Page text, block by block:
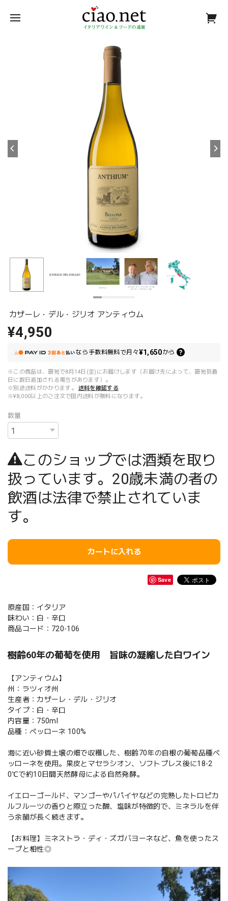
カザーレ・デル・ジリオ アンティウム
¥4,950
なら 手数料無料で月々¥1,650から
※この商品は、最短で8月14日(金)にお届けします（お届け先によって、最短到着
日に数日追加される場合があります）。
※別途送料がかかります。
送料を確認する
※¥8,000以上のご注文で国内送料が無料になります。
数量
このショップでは酒類を取り
扱っています。20歳未満の者の
飲酒は法律で禁止されていま
す。
カートに入れる
Save
原産国：イタリア
味わい：白・辛口
商品コード：720-106
樹齢60年の葡萄を使用 旨味の凝縮した白ワイン
【アンティウム】
州：ラツィオ州
生産者：カザーレ・デル・ジリオ
タイプ：白・辛口
内容量：750ml
品種：ベッローネ 100%
海に近い砂質土壌の畑で収穫した、樹齢70年の自根の葡萄品種ベ
ッローネを使用。果皮とマセラシオン、ソフトプレス後に18-2
0℃で約10日間天然酵母による自然発酵。
イエローゴールド、マンゴーやパパイヤなどの完熟したトロピカ
ルフルーツの香りと際立った酸、塩味が特徴的で、ミネラルを伴
う余韻が長く続きます。
【お料理】ミネストラ・ディ・ズガバヨーネなど、魚を使ったス
ープと相性◎